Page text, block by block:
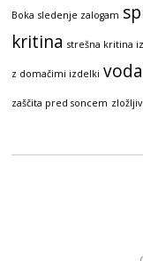
Boka sledenje zalogam
kritina strešna kritina
z domačimi izdelki voda
zaščita pred soncem